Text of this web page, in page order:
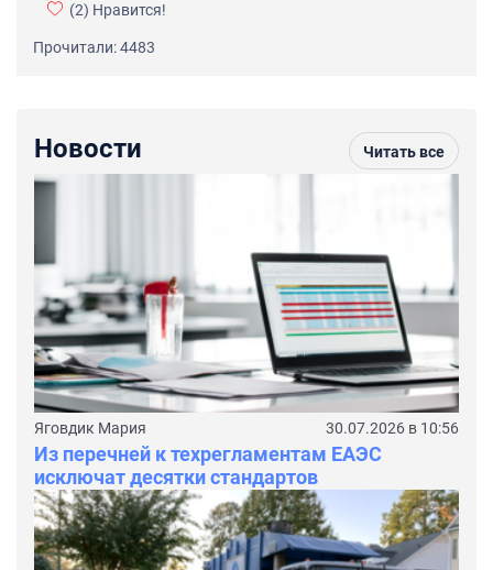
(2) Нравится!
Прочитали: 4483
Новости Читать все
Яговдик Мария 30.07.2026 в 10:56
Из перечней к техрегламентам ЕАЭС
исключат десятки стандартов